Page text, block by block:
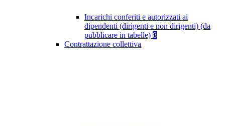
Incarichi conferiti e autorizzati ai
dipendenti (dirigenti e non dirigenti) (da
pubblicare in tabelle) 8
Contrattazione collettiva